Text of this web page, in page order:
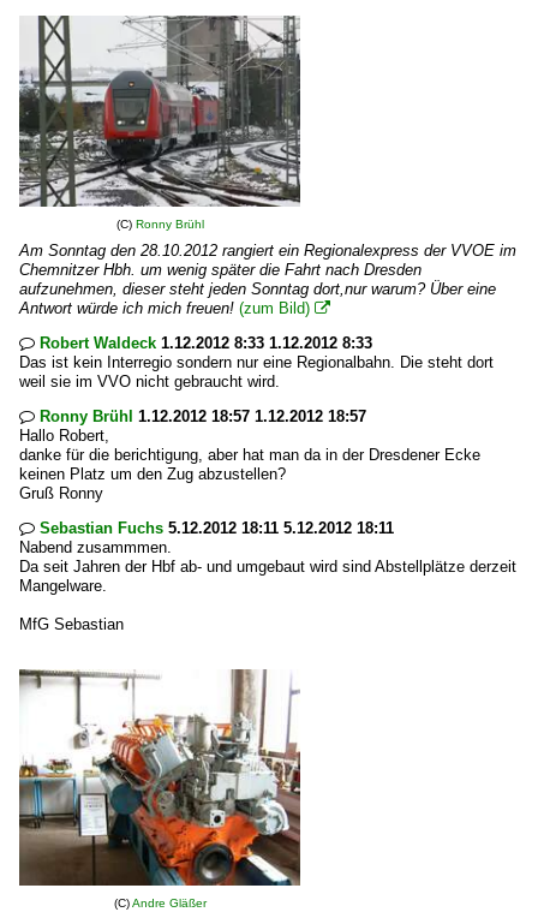
(C) Ronny Brühl
Am Sonntag den 28.10.2012 rangiert ein Regionalexpress der VVOE im
Chemnitzer Hbh. um wenig später die Fahrt nach Dresden
aufzunehmen, dieser steht jeden Sonntag dort,nur warum? Über eine
Antwort würde ich mich freuen! (zum Bild) 
 Robert Waldeck 1.12.2012 8:33 1.12.2012 8:33
Das ist kein Interregio sondern nur eine Regionalbahn. Die steht dort
weil sie im VVO nicht gebraucht wird.
 Ronny Brühl 1.12.2012 18:57 1.12.2012 18:57
Hallo Robert,
danke für die berichtigung, aber hat man da in der Dresdener Ecke
keinen Platz um den Zug abzustellen?
Gruß Ronny
 Sebastian Fuchs 5.12.2012 18:11 5.12.2012 18:11
Nabend zusammmen.
Da seit Jahren der Hbf ab- und umgebaut wird sind Abstellplätze derzeit
Mangelware.
MfG Sebastian
(C)Andre Gläßer